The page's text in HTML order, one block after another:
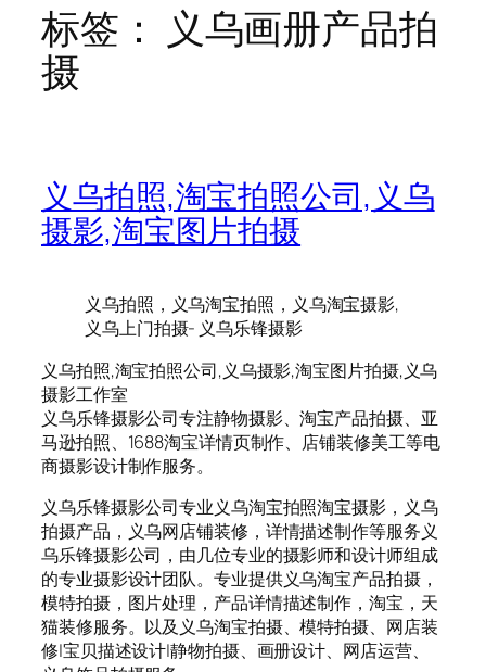
标签：
义乌画册产品拍
摄
义乌拍照,淘宝拍照公司,义乌
摄影,淘宝图片拍摄
义乌拍照，义乌淘宝拍照，义乌淘宝摄影,
义乌上门拍摄- 义乌乐锋摄影
义乌拍照,淘宝拍照公司,义乌摄影,淘宝图片拍摄,义乌
摄影工作室
义乌乐锋摄影公司专注静物摄影、淘宝产品拍摄、亚
马逊拍照、1688淘宝详情页制作、店铺装修美工等电
商摄影设计制作服务。
义乌乐锋摄影公司专业义乌淘宝拍照淘宝摄影，义乌
拍摄产品，义乌网店铺装修，详情描述制作等服务义
乌乐锋摄影公司，由几位专业的摄影师和设计师组成
的专业摄影设计团队。专业提供义乌淘宝产品拍摄，
模特拍摄，图片处理，产品详情描述制作，淘宝，天
猫装修服务。以及义乌淘宝拍摄、模特拍摄、网店装
修|宝贝描述设计|静物拍摄、画册设计、网店运营、